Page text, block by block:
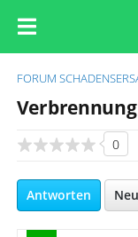
FORUM
0
Antworten